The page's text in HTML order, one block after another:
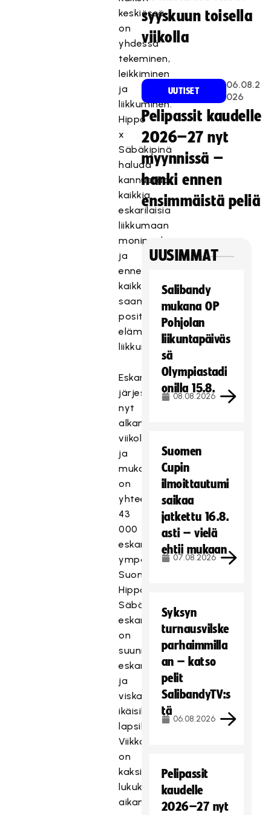
keskiössä
on
yhdessä
tekeminen,
leikkiminen
ja
liikkuminen.
Hippo
x
Säbäkipinä
haluaa
kannustaa
kaikkia
eskarilaisia
liikkumaan
monipuolisesti
ja
ennen
kaikkea
saamaan
positiivisia
elämyksiä
liikkumisesta.
Eskariviikko
järjestetään
nyt
alkaneella
viikolla
ja
mukana
on
yhteensä
43
000
eskarilaista
ympäri
Suomen.
Hippo
Säbäkipinän
eskariviikot
on
suunnattu
eskari-
ja
viskari-
ikäisille
lapsille.
Viikkoja
on
kaksi
lukukauden
aikana
syyskuun toisella
viikolla
UUTISET
06.08.2
026
Pelipassit kaudelle
2026–27 nyt
myynnissä –
hanki ennen
ensimmäistä peliä
UUSIMMAT
Salibandy
mukana OP
Pohjolan
liikuntapäiväs
sä
Olympiastadi
onilla 15.8.
08.08.2026
Suomen
Cupin
ilmoittautumi
saikaa
jatkettu 16.8.
asti – vielä
ehtii mukaan
07.08.2026
Syksyn
turnausvilske
parhaimmilla
an – katso
pelit
SalibandyTV:s
tä
06.08.2026
Pelipassit
kaudelle
2026–27 nyt